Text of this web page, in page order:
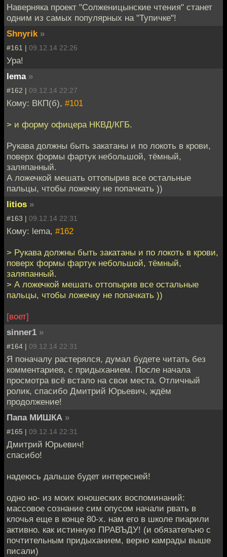
Наверняка проект "Солженицынские чтения" станет
одним из самых популярных на "Тупичке"!
Shnyrik »
#161 | 09.12.14 22:26
Ура!
lema »
#162 | 09.12.14 22:27
Кому: ВКП(б), #101
> и форму офицера НКВД/КГБ.
Рукава должны быть закатаны и по локоть в крови,
поверх формы фартук небольшой, тёмный,
заляпанный.
А ложечкой мешать оттопырив все остальные
пальцы, чтобы ложечку не попачкать ))
litios »
#163 | 09.12.14 22:31
Кому: lema, #162
> Рукава должны быть закатаны и по локоть в крови,
поверх формы фартук небольшой, тёмный,
заляпанный.
> А ложечкой мешать оттопырив все остальные
пальцы, чтобы ложечку не попачкать ))
[воет]
sinner1 »
#164 | 09.12.14 22:31
Я поначалу растерялся, думал будете читать без
комментариев, с придыханием. После начала
просмотра всё встало на свои места. Отличный
ролик, спасибо Дмитрий Юрьевич, ждём
продолжение!
Папа МИШКА »
#165 | 09.12.14 22:31
Дмитрий Юрьевич!
спасибо!
надеюсь дальше будет интересней!
одно но- из моих юношеских воспоминаний:
массовое сознание сим опусом начали рвать в
клочья еще в конце 80-х. нам его в школе пиарили
активно. как истинную ПРАВЪДУ! (и обязательно с
почтительным придыханием, верно камрады выше
писали)